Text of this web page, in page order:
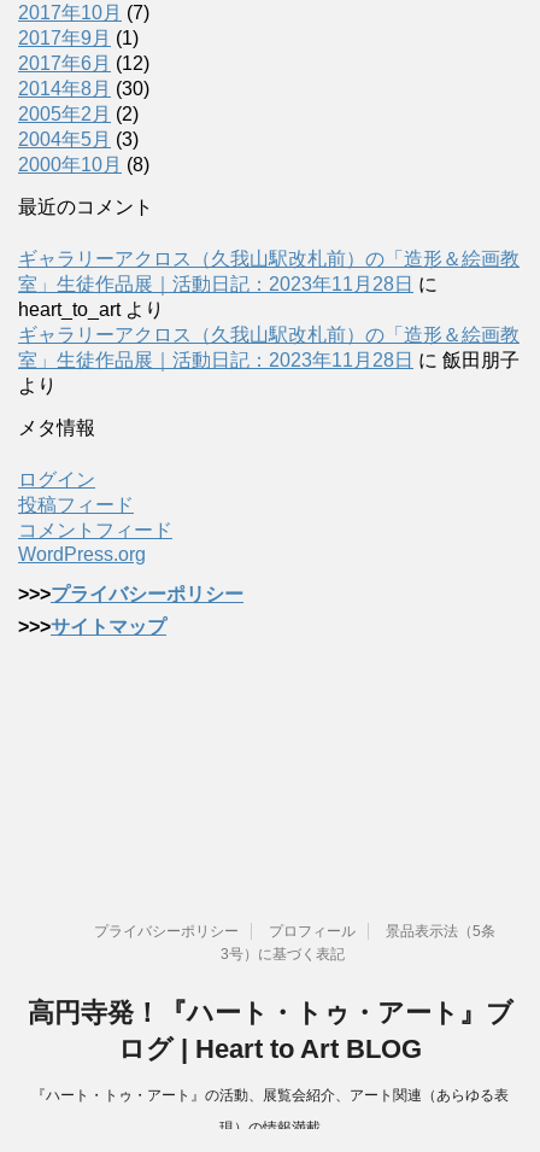
2017年10月 (7)
2017年9月 (1)
2017年6月 (12)
2014年8月 (30)
2005年2月 (2)
2004年5月 (3)
2000年10月 (8)
最近のコメント
ギャラリーアクロス（久我山駅改札前）の「造形＆絵画教
室」生徒作品展｜活動日記：2023年11月28日 に
heart_to_artより
ギャラリーアクロス（久我山駅改札前）の「造形＆絵画教
室」生徒作品展｜活動日記：2023年11月28日 に 飯田朋子
より
メタ情報
ログイン
投稿フィード
コメントフィード
WordPress.org
>>>プライバシーポリシー
>>>サイトマップ
プライバシーポリシー プロフィール
景品表示法（5条
3号）に基づく表記
高円寺発！『ハート・トゥ・アート』ブ
ログ | Heart to Art BLOG
『ハート・トゥ・アート』の活動、展覧会紹介、アート関連（あらゆる表
現）の情報満載